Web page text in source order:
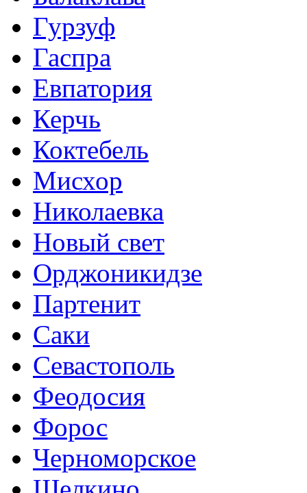
Гурзуф
Гаспра
Евпатория
Керчь
Коктебель
Мисхор
Николаевка
Новый свет
Орджоникидзе
Партенит
Саки
Севастополь
Феодосия
Форос
Черноморское